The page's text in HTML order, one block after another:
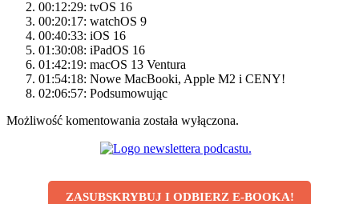
00:12:29: tvOS 16
00:20:17: watchOS 9
00:40:33: iOS 16
01:30:08: iPadOS 16
01:42:19: macOS 13 Ventura
01:54:18: Nowe MacBooki, Apple M2 i CENY!
02:06:57: Podsumowując
Możliwość komentowania została wyłączona.
ZASUBSKRYBUJ I ODBIERZ E-BOOKA!